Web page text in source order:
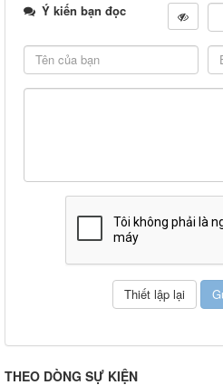
Ý kiến bạn đọc
THEO DÒNG SỰ KIỆN